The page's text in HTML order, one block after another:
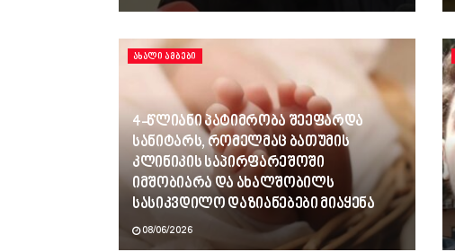
ᲐᲮᲐᲚᲘ ᲐᲛᲑᲔᲑᲘ
4-წლიანი პატიმრობა შეეფარდა
სანიტარს, რომელმაც ბათუმის
კლინიკის საპირფარეშოში
იმშობიარა და ახალშობილს
სასიკვდილო დაზიანებები მიაყენა
08/06/2026